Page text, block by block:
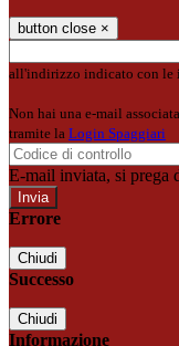
button close ×
all'indirizzo indicato con le
Non hai una e-mail
tramite la Login Spaggiari
E-mail inviata, si prega
Errore
Chiudi
Successo
Chiudi
Informazione